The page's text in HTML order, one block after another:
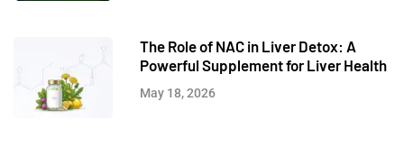
The Role of NAC in Liver Detox: A
Powerful Supplement for Liver Health
May 18, 2026